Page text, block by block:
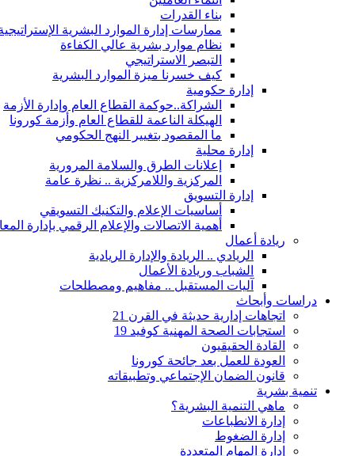
بناء القدرات
ممارسات إدارة الموارد البشرية
نظام موارد بشرية عالي الكفاءة
التبصر الاستراتيجي
كيف خسرنا ميزة الموارد البشرية
إدارة حكومية
الشراكة..حوكمة القطاع العام وإدارة الأزمة
الهيكلة الناعمة للقطاع العام وأزمة كورونا
ما المقصود بتغيير النهج الحكومي
إدارة محلية
إعلانات الطرق والسلامة المرورية
المركزية واللامركزية .. نظرة عامة
إدارة التسويق
أساسيات الإعلام والتكنيك التسويقي
أهمية الاتصالات والإعلام الرقمي بإدارة
ريادة أعمال
الريادي .. الريادة والإدارة الريادية
الشباب وريادة الأعمال
آليات المستقبل .. مفاهيم ومصطلحات
دراسات وأبحاث
اتجاهات إدارية حديثة في القرن 21
استجابات الصحة المهنية كوفيد 19
القادة الحقيقيون
العودة للعمل بعد جائحة كورونا
قانون الضمان الإجتماعي وتطبيقاته
تنمية بشرية
ماهي التنمية البشرية؟
إدارة الانطباعات
إدارة الضغوط
إدارة المهام المتعددة